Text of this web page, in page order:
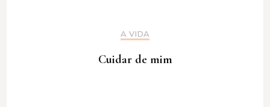
A VIDA
Cuidar de mim